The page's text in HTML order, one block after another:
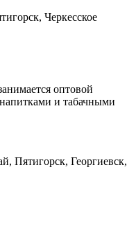
Черкесское
оптовой
и табачными
Пятигорск, Георгиевск,